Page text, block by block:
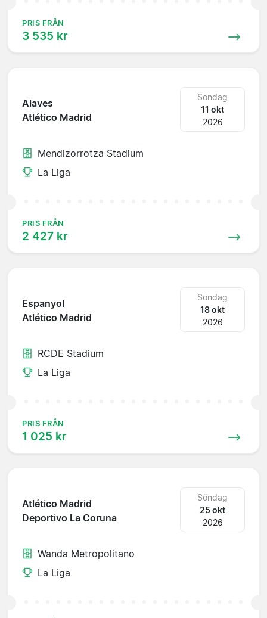
PRIS FRÅN
3 535 kr
Alaves
Atlético Madrid
Söndag
11 okt
2026
Mendizorrotza Stadium
La Liga
PRIS FRÅN
2 427 kr
Espanyol
Atlético Madrid
Söndag
18 okt
2026
RCDE Stadium
La Liga
PRIS FRÅN
1 025 kr
Atlético Madrid
Deportivo La Coruna
Söndag
25 okt
2026
Wanda Metropolitano
La Liga